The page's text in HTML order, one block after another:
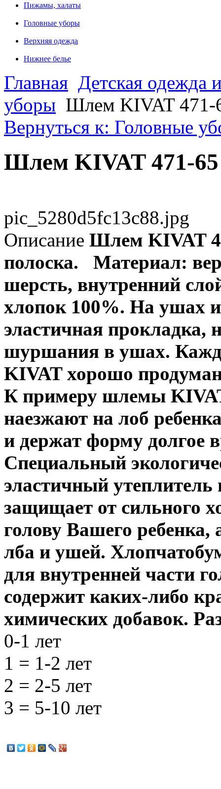
Пижамы, халаты
Головные уборы
Верхняя одежда
Нижнее белье
Главная Детская одежда
уборы Шлем KIVAT 471-
Вернуться к: Головные
Шлем KIVAT 471-65
pic_5280d5fc13c88.jpg
Описание Шлем KIVAT
полоска.
Материал:
шерсть, внутренний
хлопок 100%. На ушах и
эластичная
шуршания в ушах.
KIVAT хорошо продуман
К примеру шлемы
наезжают на лоб
и держат форму долгое
Специальный
эластичный утеплитель
защищает от сильного
голову Вашего ребенка,
лба и ушей.
для внутренней части
содержит каких-либо
химических добавок.
0-1 лет
1 = 1-2 лет
2 = 2-5 лет
3 = 5-10 лет